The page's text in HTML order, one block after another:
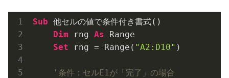
Sub 他セルの値で条件付き書式()
Dim rng As Range
Set rng = Range( "A2:D10" )
'条件：セルE1が「完了」の場合